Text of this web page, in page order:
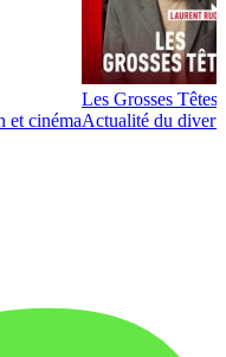
et cinéma
Les Grosses Têtes
Actualité du